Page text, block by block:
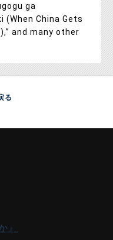
ga
China Gets
and many other
る
』